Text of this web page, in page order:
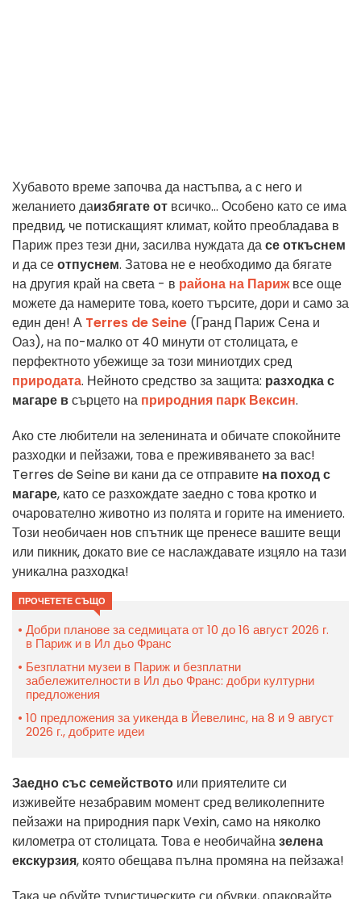
Хубавото време започва да настъпва, а с него и
желанието даизбягате от всичко... Особено като се има
предвид, че потискащият климат, който преобладава в
Париж през тези дни, засилва нуждата дасе откъснем
и да сеотпуснем. Затова не е необходимо да бягате
на другия край на света - в района на Парижвсе още
можете да намерите това, което търсите, дори и само за
един ден! А Terres de Seine (Гранд Париж Сена и
Оаз), на по-малко от 40 минути от столицата, е
перфектното убежище за този миниотдих сред
природата. Нейното средство за защита: разходка с
магаре всърцето на природния парк Вексин.
Ако сте любители на зеленината и обичате спокойните
разходки и пейзажи, това е преживяването за вас!
Terres de Seine ви кани да се отправите на поход с
магаре, като се разхождате заедно с това кротко и
очарователно животно из полята и горите на имението.
Този необичаен нов спътник ще пренесе вашите вещи
или пикник, докато вие се наслаждавате изцяло на тази
уникална разходка!
ПРОЧЕТЕТЕ СЪЩО
Добри планове за седмицата от 10 до 16 август 2026 г.
в Париж и в Ил дьо Франс
Безплатни музеи в Париж и безплатни
забележителности в Ил дьо Франс: добри културни
предложения
10 предложения за уикенда в Йевелинс, на 8 и 9 август
2026 г., добрите идеи
Заедно със семейството или приятелите си
изживейте незабравим момент сред великолепните
пейзажи на природния парк Vexin, само на няколко
километра от столицата. Това е необичайназелена
екскурзия, която обещава пълна промяна на пейзажа!